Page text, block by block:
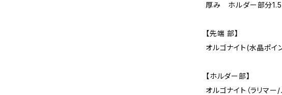
厚み ホルダー部分
【先端 部】
オルゴナイト(水晶ポイ
【ホルダー部】
オルゴナイト（ラリマ